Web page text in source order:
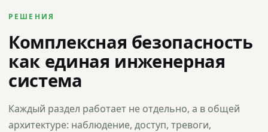
РЕШЕНИЯ
Комплексная безопасность
как единая инженерная
система
Каждый раздел работает не отдельно, а в общей
архитектуре: наблюдение, доступ, тревоги,